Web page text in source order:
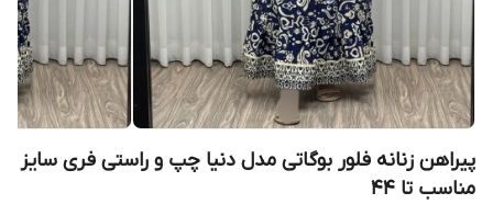
پیراهن زنانه فلور بوگاتی مدل دنیا چپ و راستی فری سایز
مناسب تا 44